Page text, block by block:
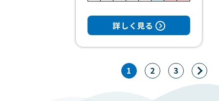
詳しく見る
1 2 3